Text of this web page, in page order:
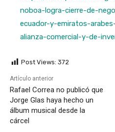
noboa-logra-cierre-de-
ecuador-y-emiratos-
alianza-comercial-y-de-
Post Views: 372
Artículo anterior
Rafael Correa no publicó que
Jorge Glas haya hecho un
álbum musical desde la
cárcel